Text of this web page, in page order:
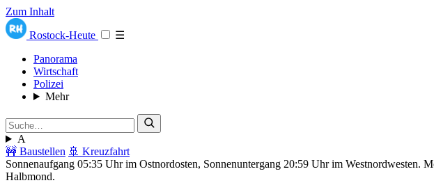
Zum Inhalt
Rostock-Heute
☰
Panorama
Wirtschaft
Polizei
Mehr
A
🚧 Baustellen 🚢 Kreuzfahrt
Sonnenaufgang 05:35 Uhr im Ostnordosten, Sonnenuntergang 20:59 Uhr im
Halbmond.